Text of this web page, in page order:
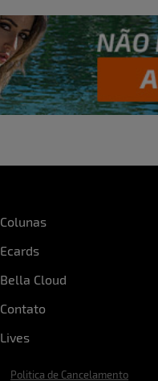
Colunas
Ecards
Bella Cloud
Contato
Lives
Politica de Cancelamento